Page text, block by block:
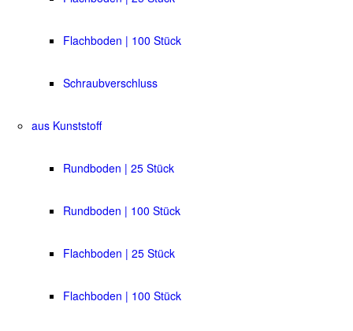
Flachboden | 100 Stück
Schraubverschluss
aus Kunststoff
Rundboden | 25 Stück
Rundboden | 100 Stück
Flachboden | 25 Stück
Flachboden | 100 Stück